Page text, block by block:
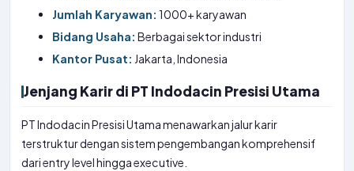
Jumlah Karyawan: 1000+ karyawan
Bidang Usaha: Berbagai sektor industri
Kantor Pusat: Jakarta, Indonesia
Jenjang Karir di PT Indodacin Presisi Utama
PT Indodacin Presisi Utama menawarkan jalur karir
terstruktur dengan sistem pengembangan komprehensif
dari entry level hingga executive.